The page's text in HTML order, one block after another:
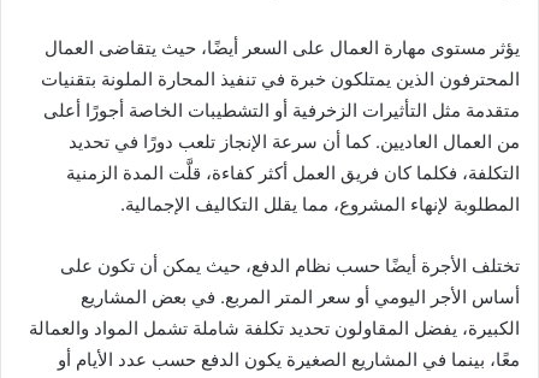
يؤثر مستوى مهارة العمال على السعر أيضًا، حيث يتقاضى العمال
المحترفون الذين يمتلكون خبرة في تنفيذ المحارة الملونة بتقنيات
متقدمة مثل التأثيرات الزخرفية أو التشطيبات الخاصة أجورًا أعلى
من العمال العاديين. كما أن سرعة الإنجاز تلعب دورًا في تحديد
التكلفة، فكلما كان فريق العمل أكثر كفاءة، قلَّت المدة الزمنية
المطلوبة لإنهاء المشروع، مما يقلل التكاليف الإجمالية.
تختلف الأجرة أيضًا حسب نظام الدفع، حيث يمكن أن تكون على
أساس الأجر اليومي أو سعر المتر المربع. في بعض المشاريع
الكبيرة، يفضل المقاولون تحديد تكلفة شاملة تشمل المواد والعمالة
معًا، بينما في المشاريع الصغيرة يكون الدفع حسب عدد الأيام أو